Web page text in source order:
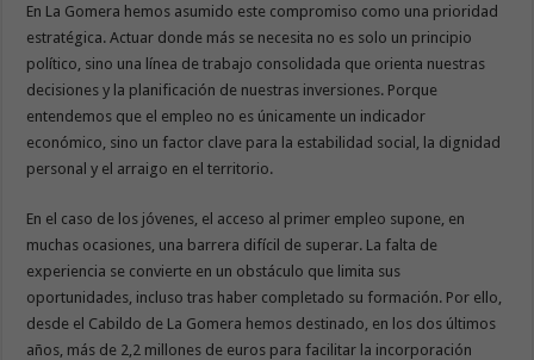
En La Gomera hemos asumido este compromiso como una prioridad
estratégica. Actuar donde más se necesita no es solo un principio
político, sino una línea de trabajo consolidada que orienta nuestras
decisiones y la planificación de nuestras inversiones. Porque
entendemos que el empleo no es únicamente un indicador
económico, sino un factor clave para la estabilidad social, la dignidad
personal y el arraigo en el territorio.
En el caso de los jóvenes, el acceso al primer empleo supone, en
muchas ocasiones, una barrera difícil de superar. La falta de
experiencia se convierte en un obstáculo que limita sus
oportunidades, incluso tras haber completado su formación. Por ello,
desde el Cabildo de La Gomera hemos destinado, en los dos últimos
años, más de 2,2 millones de euros para facilitar la incorporación